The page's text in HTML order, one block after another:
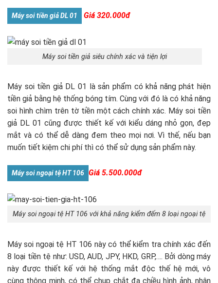
Máy soi tiền giả DL 01 Giá 320.000đ
Máy soi tiền giả siêu chính xác và tiện lợi
Máy soi tiền giả DL 01 là sản phẩm có khả năng phát hiện
tiền giả bằng hệ thống bóng tím. Cùng với đó là có khả năng
soi hình chìm trên tờ tiền một cách chính xác. Máy soi tiền
giả DL 01 cũng được thiết kế với kiểu dáng nhỏ gọn, đẹp
mắt và có thể dễ dàng đem theo mọi nơi. Vì thế, nếu bạn
muốn tiết kiệm chi phí thì có thể sử dụng sản phẩm này.
Máy soi ngoại tệ HT 106 Giá 5.500.000đ
Máy soi ngoại tệ HT 106 với khả năng kiểm đếm 8 loại ngoại tệ
Máy soi ngoại tệ HT 106 này có thể kiểm tra chính xác đến
8 loại tiền tệ như: USD, AUD, JPY, HKD, GRP,…. Bởi dòng máy
này được thiết kế với hệ thống mắt độc thế hệ mới, vô
cùng thông minh, có thể chụp chắt đa chiều hình ảnh, nhận